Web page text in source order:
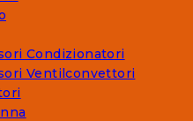
Condizionatori
Ventilconvettori